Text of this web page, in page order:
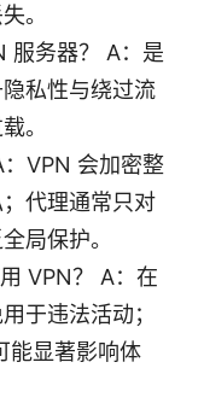
。
服务器？ A：是
私性与绕过流
。
VPN 会加密整
代理通常只对
局保护。
VPN？ A：在
于违法活动；
能显著影响体